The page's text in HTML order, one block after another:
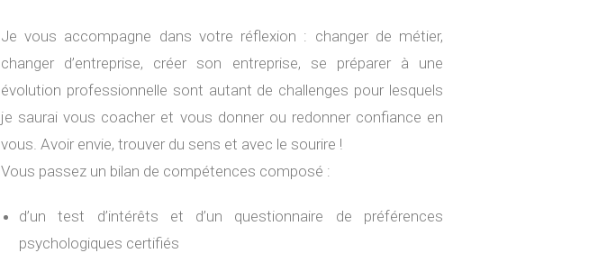
Je vous accompagne dans votre réflexion : changer de métier,
changer d’entreprise, créer son entreprise, se préparer à une
évolution professionnelle sont autant de challenges pour lesquels
je saurai vous coacher et vous donner ou redonner confiance en
vous. Avoir envie, trouver du sens et avec le sourire !
Vous passez un bilan de compétences composé :
d’un test d’intérêts et d’un questionnaire de préférences
psychologiques certifiés